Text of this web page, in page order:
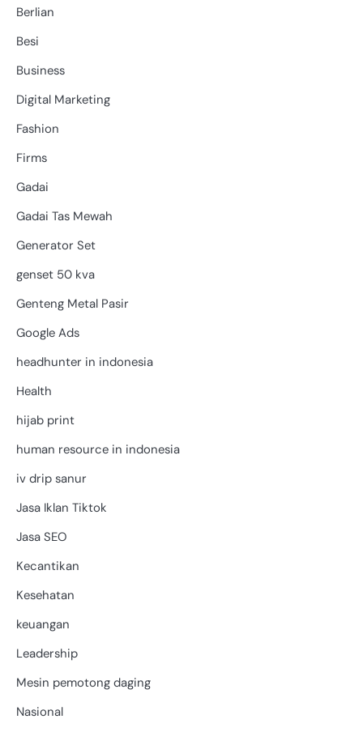
Berlian
Besi
Business
Digital Marketing
Fashion
Firms
Gadai
Gadai Tas Mewah
Generator Set
genset 50 kva
Genteng Metal Pasir
Google Ads
headhunter in indonesia
Health
hijab print
human resource in indonesia
iv drip sanur
Jasa Iklan Tiktok
Jasa SEO
Kecantikan
Kesehatan
keuangan
Leadership
Mesin pemotong daging
Nasional